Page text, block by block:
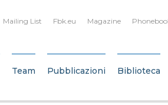
Mailing List Fbk.eu Magazine
Team Pubblicazioni Biblioteca